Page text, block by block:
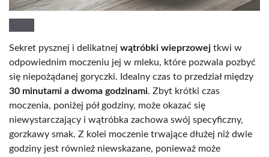
Sekret pysznej i delikatnej wątróbki wieprzowej tkwi w
odpowiednim moczeniu jej w mleku, które pozwala pozbyć
się niepożądanej goryczki. Idealny czas to przedział między
30 minutami a dwoma godzinami. Zbyt krótki czas
moczenia, poniżej pół godziny, może okazać się
niewystarczający i wątróbka zachowa swój specyficzny,
gorzkawy smak. Z kolei moczenie trwające dłużej niż dwie
godziny jest również niewskazane, ponieważ może